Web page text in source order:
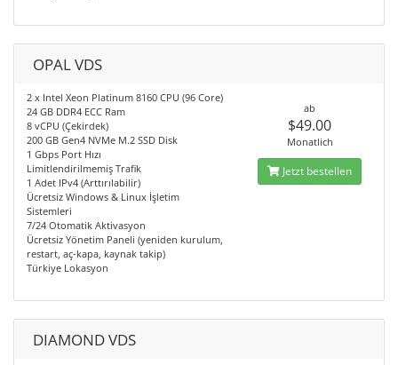
OPAL VDS
2 x Intel Xeon Platinum 8160 CPU (96 Core)
24 GB DDR4 ECC Ram
8 vCPU (Çekirdek)
200 GB Gen4 NVMe M.2 SSD Disk
1 Gbps Port Hızı
Limitlendirilmemiş Trafik
1 Adet IPv4 (Arttırılabilir)
Ücretsiz Windows & Linux İşletim
Sistemleri
7/24 Otomatik Aktivasyon
Ücretsiz Yönetim Paneli (yeniden kurulum,
restart, aç-kapa, kaynak takip)
Türkiye Lokasyon
ab
$49.00
Monatlich
Jetzt bestellen
DIAMOND VDS